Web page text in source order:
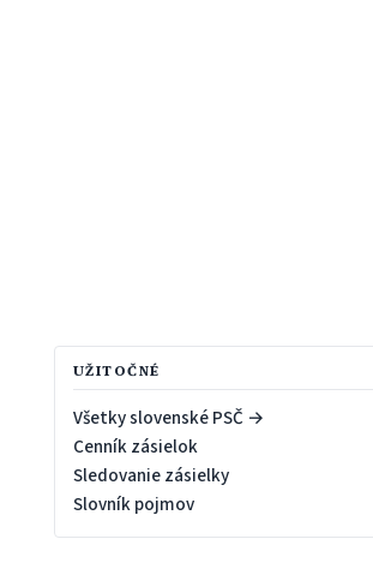
UŽITOČNÉ
Všetky slovenské PSČ →
Cenník zásielok
Sledovanie zásielky
Slovník pojmov